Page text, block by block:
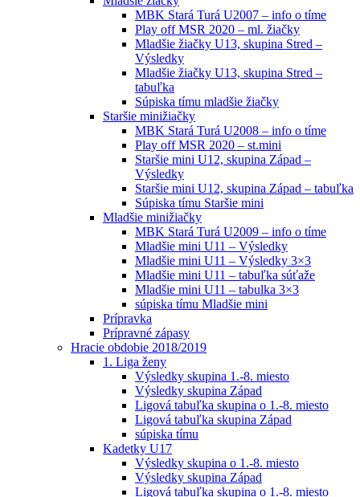
MBK Stará Turá U2007 – info o tíme
Play off MSR 2020 – ml. žiačky
Mladšie žiačky U13, skupina Stred –
Výsledky
Mladšie žiačky U13, skupina Stred –
tabuľka
Súpiska tímu mladšie žiačky
Staršie minižiačky
MBK Stará Turá U2008 – info o tíme
Play off MSR 2020 – st.mini
Staršie mini U12, skupina Západ –
Výsledky
Staršie mini U12, skupina Západ – tabuľka
Súpiska tímu Staršie mini
Mladšie minižiačky
MBK Stará Turá U2009 – info o tíme
Mladšie mini U11 – Výsledky
Mladšie mini U11 – Výsledky 3×3
Mladšie mini U11 – tabuľka súťaže
Mladšie mini U11 – tabulka 3×3
súpiska tímu Mladšie mini
Prípravka
Prípravné zápasy
Hracie obdobie 2018/2019
1. Liga ženy
Výsledky skupina 1.-8. miesto
Výsledky skupina Západ
Ligová tabuľka skupina o 1.-8. miesto
Ligová tabuľka skupina Západ
súpiska tímu
Kadetky U17
Výsledky skupina o 1.-8. miesto
Výsledky skupina Západ
Ligová tabuľka skupina o 1.-8. miesto